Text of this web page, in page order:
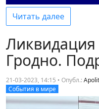
Читать далее
Ликвидация
Гродно.
21-03-2023, 14:15 • Опубл.:
События в мире